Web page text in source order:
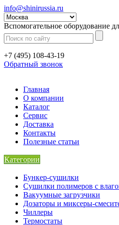
info@shinirussia.ru
Вспомогательное оборудование
+7 (495) 108-43-19
Обратный звонок
Главная
О компании
Каталог
Сервис
Доставка
Контакты
Полезные статьи
Категории
Бункер-сушилки
Сушилки полимеров с
Вакуумные загрузчики
Дозаторы и миксеры-
Чиллеры
Термостаты